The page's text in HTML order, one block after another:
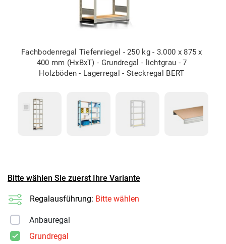
Fachbodenregal Tiefenriegel - 250 kg - 3.000 x 875 x
400 mm (HxBxT) - Grundregal - lichtgrau - 7
Holzböden - Lagerregal - Steckregal BERT
Bitte wählen Sie zuerst Ihre Variante
Regalausführung: Bitte wählen
Anbauregal
Grundregal